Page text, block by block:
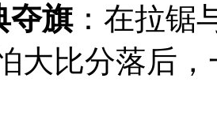
夺旗：在拉锯
大比分落后